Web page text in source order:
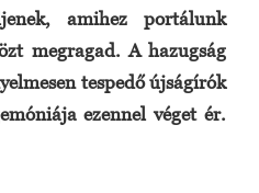
amihez portálunk
megragad. A hazugság
tespedő újságírók
ezennel véget ér.